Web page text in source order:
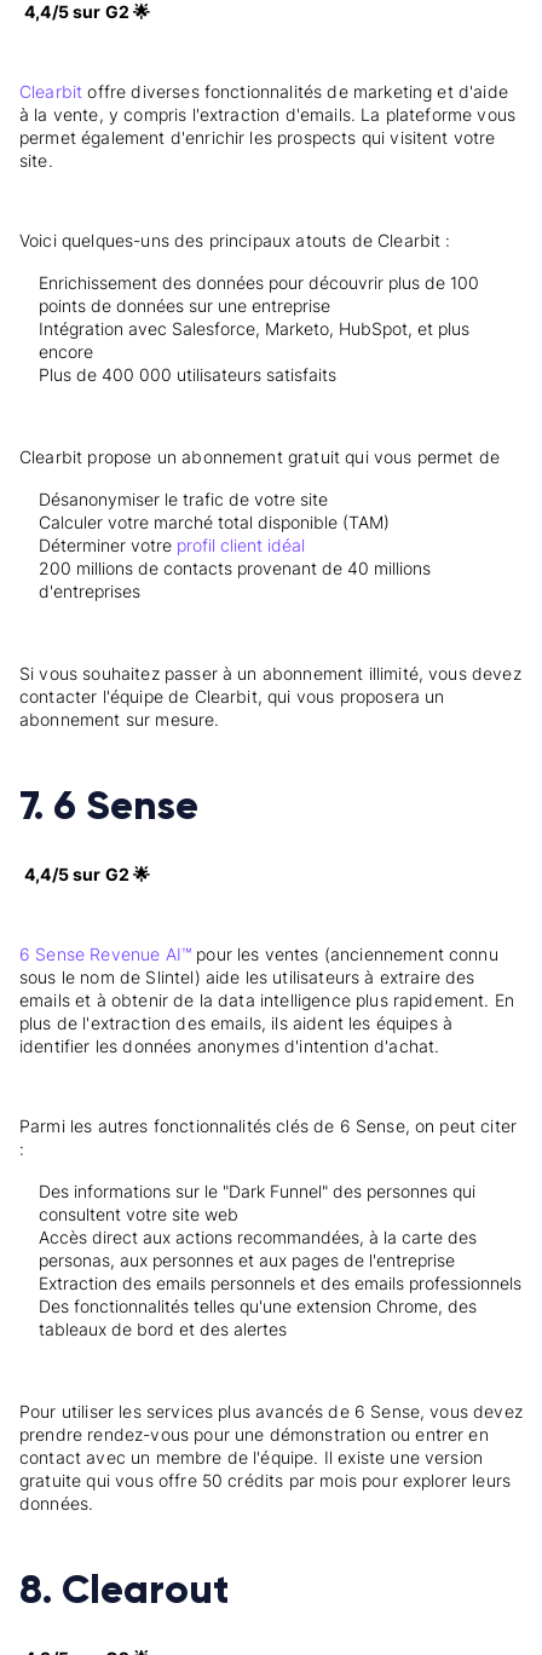
4,4/5 sur G2 🌟
Clearbit offre diverses fonctionnalités de marketing et d'aide
à la vente, y compris l'extraction d'emails. La plateforme vous
permet également d'enrichir les prospects qui visitent votre
site.
Voici quelques-uns des principaux atouts de Clearbit :
Enrichissement des données pour découvrir plus de 100
points de données sur une entreprise
Intégration avec Salesforce, Marketo, HubSpot, et plus
encore
Plus de 400 000 utilisateurs satisfaits
Clearbit propose un abonnement gratuit qui vous permet de
Désanonymiser le trafic de votre site
Calculer votre marché total disponible (TAM)
Déterminer votre profil client idéal
200 millions de contacts provenant de 40 millions
d'entreprises
Si vous souhaitez passer à un abonnement illimité, vous devez
contacter l'équipe de Clearbit, qui vous proposera un
abonnement sur mesure.
7. 6 Sense
4,4/5 sur G2 🌟
6 Sense Revenue AI™ pour les ventes (anciennement connu
sous le nom de Slintel) aide les utilisateurs à extraire des
emails et à obtenir de la data intelligence plus rapidement. En
plus de l'extraction des emails, ils aident les équipes à
identifier les données anonymes d'intention d'achat.
Parmi les autres fonctionnalités clés de 6 Sense, on peut citer
:
Des informations sur le "Dark Funnel" des personnes qui
consultent votre site web
Accès direct aux actions recommandées, à la carte des
personas, aux personnes et aux pages de l'entreprise
Extraction des emails personnels et des emails professionnels
Des fonctionnalités telles qu'une extension Chrome, des
tableaux de bord et des alertes
Pour utiliser les services plus avancés de 6 Sense, vous devez
prendre rendez-vous pour une démonstration ou entrer en
contact avec un membre de l'équipe. Il existe une version
gratuite qui vous offre 50 crédits par mois pour explorer leurs
données.
8. Clearout